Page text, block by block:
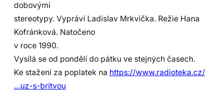
dobovými
stereotypy. Vypráví Ladislav Mrkvička. Režie Hana
Kofránková. Natočeno
v roce 1990.
Vysílá se od pondělí do pátku ve stejných časech.
Ke stažení za poplatek na https://www.radioteka.cz/
…uz-s-britvou